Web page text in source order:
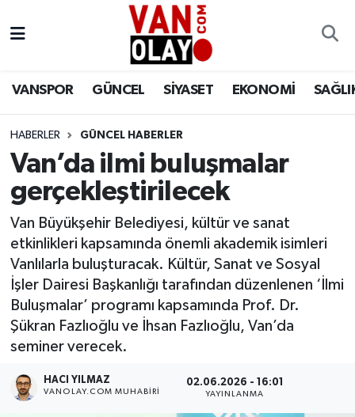
VANSPOR GÜNCEL SİYASET EKONOMİ
HABERLER GÜNCEL HABERLER
Van’da ilmi buluşmalar
gerçekleştirilecek
Van Büyükşehir Belediyesi, kültür ve sanat
etkinlikleri kapsamında önemli akademik isimleri
Vanlılarla buluşturacak. Kültür, Sanat ve Sosyal
İşler Dairesi Başkanlığı tarafından düzenlenen ‘İlmi
Buluşmalar’ programı kapsamında Prof. Dr.
Şükran Fazlıoğlu ve İhsan Fazlıoğlu, Van’da
seminer verecek.
HACI YILMAZ
VANOLAY.COM MUHABIRI
02.06.2026 - 16:01
YAYINLANMA
Siyaset
Ekonomi
Sağlık
Eğitim
Bilim & Teknoloji
Dünya
RESMİ İLANLAR
Van Nöbetçi Eczaneler
Van Namaz Vakitleri
Van Trafik Yoğunluk Haritası
Süper Lig Puan Durumu ve Fikstür
Tüm Manşetler
Son Dakika Haberleri
Haber Arşivi